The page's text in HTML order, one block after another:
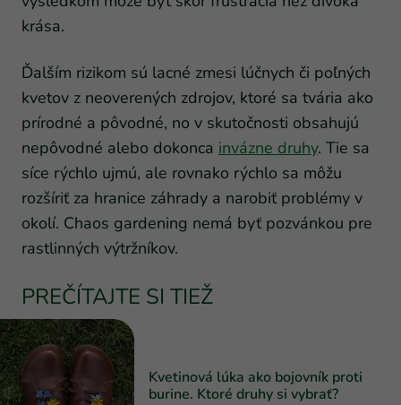
krása.
Ďalším rizikom sú lacné zmesi lúčnych či poľných
kvetov z neoverených zdrojov, ktoré sa tvária ako
prírodné a pôvodné, no v skutočnosti obsahujú
nepôvodné alebo dokonca invázne druhy. Tie sa
síce rýchlo ujmú, ale rovnako rýchlo sa môžu
rozšíriť za hranice záhrady a narobiť problémy v
okolí. Chaos gardening nemá byť pozvánkou pre
rastlinných výtržníkov.
PREČÍTAJTE SI TIEŽ
Kvetinová lúka ako bojovník proti
burine. Ktoré druhy si vybrať?